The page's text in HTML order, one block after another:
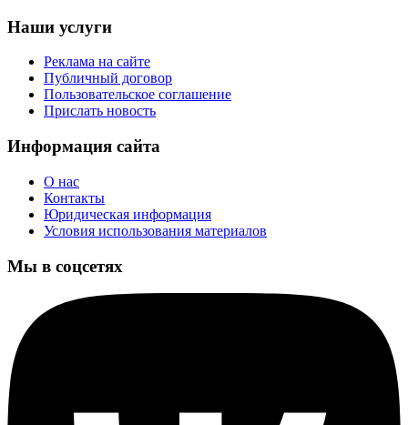
Наши услуги
Реклама на сайте
Публичный договор
Пользовательское соглашение
Прислать новость
Информация сайта
О нас
Контакты
Юридическая информация
Условия использования материалов
Мы в соцсетях